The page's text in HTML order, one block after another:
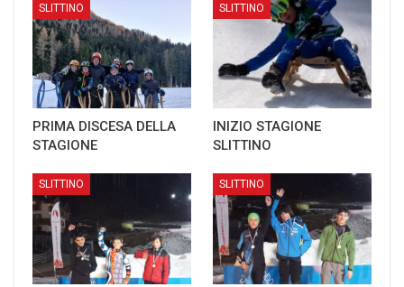
SLITTINO
PRIMA DISCESA DELLA
STAGIONE
SLITTINO
INIZIO STAGIONE
SLITTINO
SLITTINO SLITTINO